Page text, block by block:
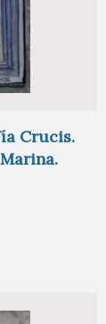
Crucis.